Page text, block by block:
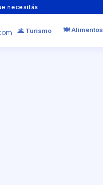
necesitás
🌋 Turismo 🍽️ Alimentos